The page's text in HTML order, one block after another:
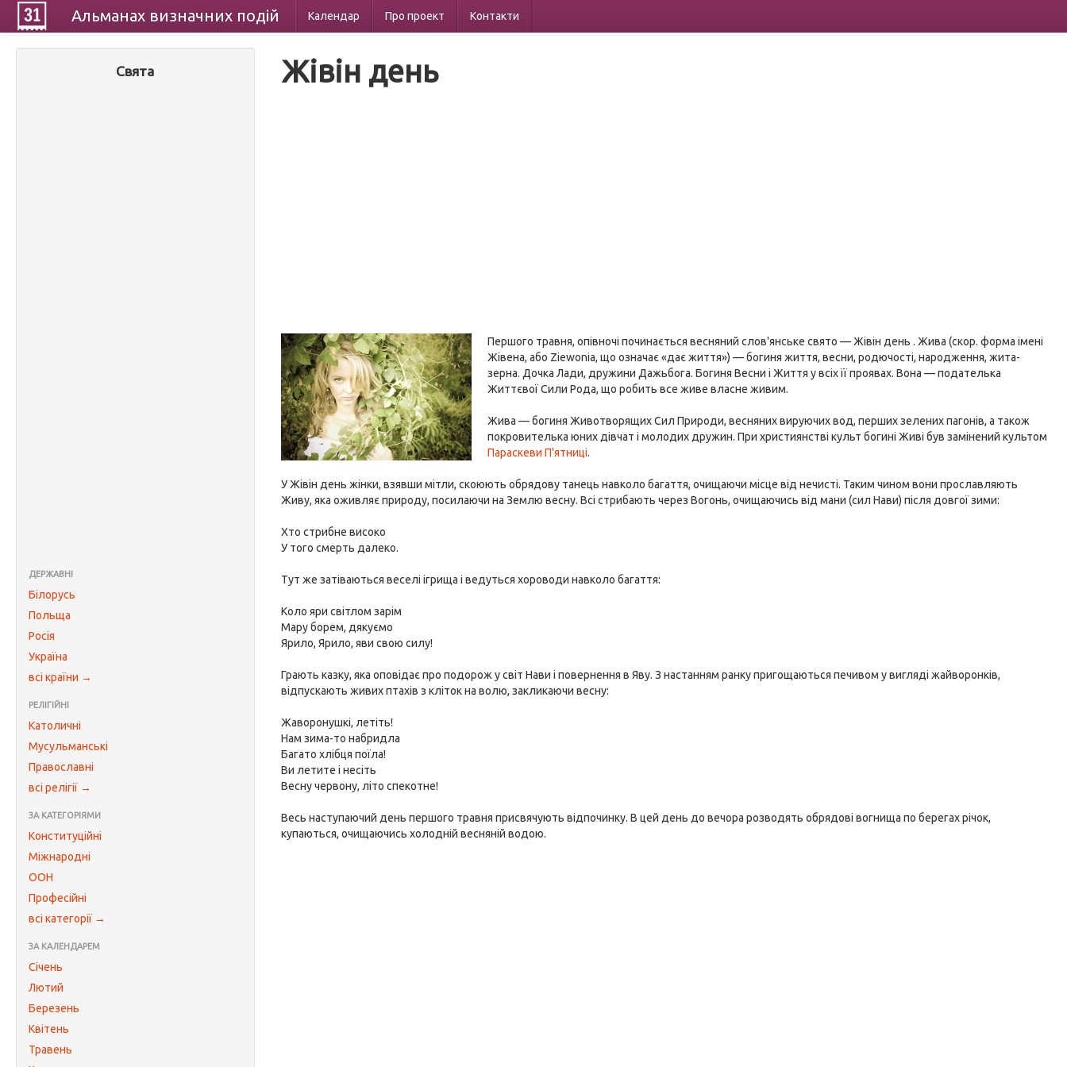
Альманах визначних подій Календар Про проект Контакти
Свята
ДЕРЖАВНІ
Білорусь
Польща
Росія
Україна
всі країни →
РЕЛІГІЙНІ
Католичні
Мусульманські
Православні
всі релігії →
ЗА КАТЕГОРІЯМИ
Конституційні
Міжнародні
ООН
Професійні
всі категорії →
ЗА КАЛЕНДАРЕМ
Січень
Лютий
Березень
Квітень
Травень
Жівін день
Першого травня, опівночі починається весняний слов'янське свято — Жівін день . Жива (скор. форма імені
Жівена, або Ziewonia, що означає «дає життя») — богиня життя, весни, родючості, народження, жита-
зерна. Дочка Лади, дружини Дажьбога. Богиня Весни і Життя у всіх її проявах. Вона — подателька
Життєвої Сили Рода, що робить все живе власне живим.
Жива — богиня Животворящих Сил Природи, весняних вируючих вод, перших зелених пагонів, а також
покровителька юних дівчат і молодих дружин. При християнстві культ богині Живі був замінений культом
Параскеви П'ятниці.
У Жівін день жінки, взявши мітли, скоюють обрядову танець навколо багаття, очищаючи місце від нечисті. Таким чином вони прославляють
Живу, яка оживляє природу, посилаючи на Землю весну. Всі стрибають через Вогонь, очищаючись від мани (сил Нави) після довгої зими:
Хто стрибне високо
У того смерть далеко.
Тут же затіваються веселі ігрища і ведуться хороводи навколо багаття:
Коло яри світлом зарім
Мару борем, дякуємо
Ярило, Ярило, яви свою силу!
Грають казку, яка оповідає про подорож у світ Нави і повернення в Яву. З настанням ранку пригощаються печивом у вигляді жайворонків,
відпускають живих птахів з кліток на волю, закликаючи весну:
Жаворонушкі, летіть!
Нам зима-то набридла
Багато хлібця поїла!
Ви летите і несіть
Весну червону, літо спекотне!
Весь наступаючий день першого травня присвячують відпочинку. В цей день до вечора розводять обрядові вогнища по берегах річок,
купаються, очищаючись холодній весняній водою.